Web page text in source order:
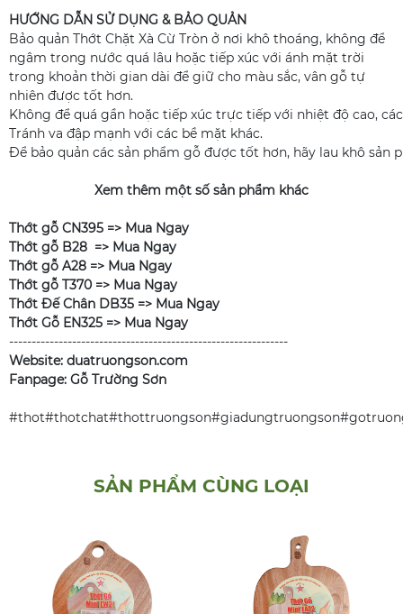
HƯỚNG DẪN SỬ DỤNG & BẢO QUẢN
Bảo quản Thớt Chặt Xà Cừ Tròn ở nơi khô thoáng, không để
ngâm trong nước quá lâu hoặc tiếp xúc với ánh mặt trời
trong khoản thời gian dài để giữ cho màu sắc, vân gỗ tự
nhiên được tốt hơn.
Không để quá gần hoặc tiếp xúc trực tiếp với nhiệt độ cao,
Tránh va đập mạnh với các bề mặt khác.
Để bảo quản các sản phẩm gỗ được tốt hơn, hãy lau khô
Xem thêm một số sản phẩm khác
Thớt gỗ CN395 => Mua Ngay
Thớt gỗ B28 => Mua Ngay
Thớt gỗ A28 => Mua Ngay
Thớt gỗ T370 => Mua Ngay
Thớt Đế Chân DB35 => Mua Ngay
Thớt Gỗ EN325 => Mua Ngay
--------------------------------------------------------------
Website: duatruongson.com
Fanpage: Gỗ Trường Sơn
SẢN PHẨM CÙNG LOẠI